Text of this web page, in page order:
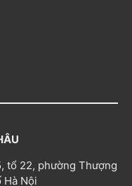
tổ 22, phường Thượng
Hà Nội